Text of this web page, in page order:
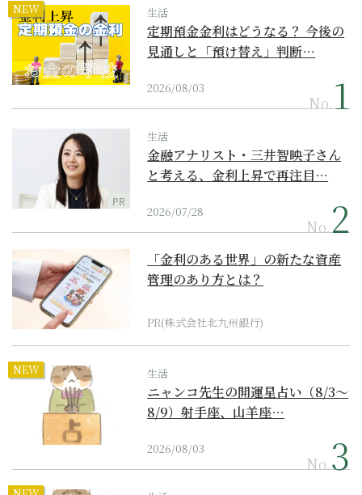
NEW 生活
定期預金金利はどうなる？ 今後の
見通しと「預け替え」判断…
2026/08/03
No.
PR
生活
金融アナリスト・三井智映子さん
と考える、金利上昇で再注目…
2026/07/28
No.
「金利のある世界」の新たな資産
管理のあり方とは？
PR(株式会社北九州銀行)
NEW 生活
ニャンコ先生の開運星占い（8/3～
8/9）射手座、山羊座…
2026/08/03
No.